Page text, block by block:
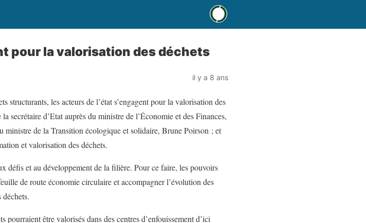
pour la valorisation des déchets
il y a 8 ans
structurants, les acteurs de l’état s’engagent pour la valorisation des
secrétaire d’Etat auprès du ministre de l’Économie et des Finances,
ministre de la Transition écologique et solidaire, Brune Poirson ; et
et valorisation des déchets.
et au développement de la filière. Pour ce faire, les pouvoirs
de route économie circulaire et accompagner l’évolution des
être valorisés dans des centres d’enfouissement d’ici